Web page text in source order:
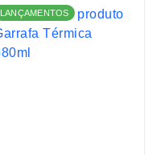
LANÇAMENTOS